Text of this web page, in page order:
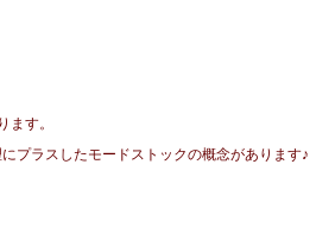
ます。
プラスしたモードストックの概念があります♪